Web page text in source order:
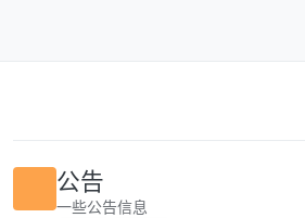
公告
一些公告信息